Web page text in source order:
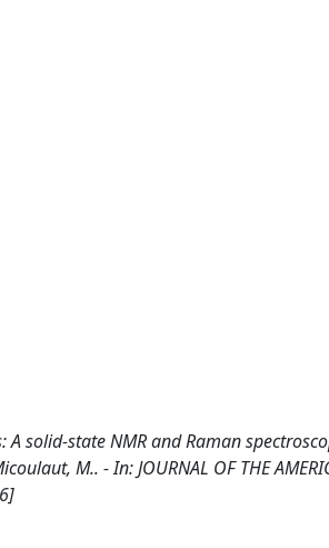
solid‐state NMR and Raman
M.. - In: JOURNAL OF THE